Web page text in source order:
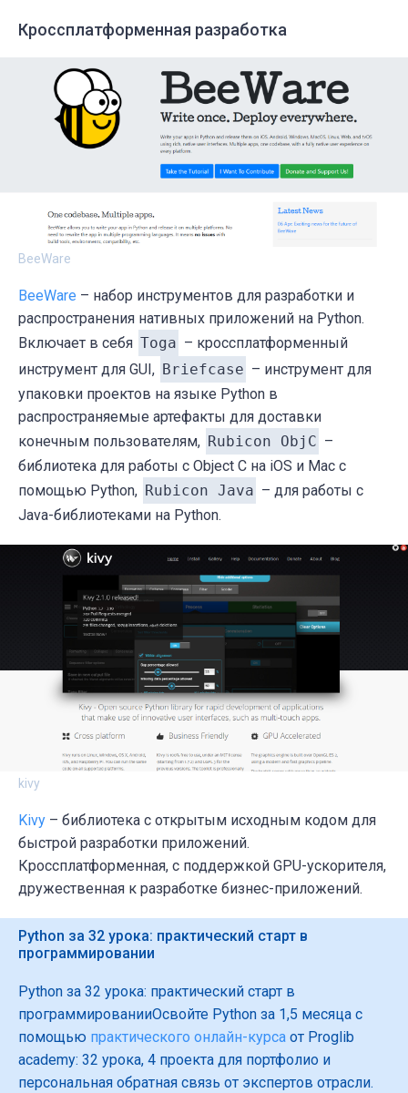
Кроссплатформенная разработка
BeeWare
BeeWare – набор инструментов для разработки и
распространения нативных приложений на Python.
Включает в себя Toga – кроссплатформенный
инструмент для GUI, Briefcase – инструмент для
упаковки проектов на языке Python в
распространяемые артефакты для доставки
конечным пользователям, Rubicon ObjC –
библиотека для работы с Object C на iOS и Mac с
помощью Python, Rubicon Java – для работы с
Java-библиотеками на Python.
kivy
Kivy – библиотека с открытым исходным кодом для
быстрой разработки приложений.
Кроссплатформенная, с поддержкой GPU-ускорителя,
дружественная к разработке бизнес-приложений.
Python за 32 урока: практический старт в
программировании
Python за 32 урока: практический старт в
программированииОсвойте Python за 1,5 месяца с
помощью практического онлайн-курса от Proglib
academy: 32 урока, 4 проекта для портфолио и
персональная обратная связь от экспертов отрасли.